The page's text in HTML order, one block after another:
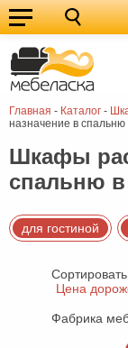
Главная - Каталог -
назначение в спальню
Кухонные
гарнитуры
Мебель
для
кухни
Мебель
для
спальни
Кровати
Шкафы
Диваны
Мягкая
мебель
Детская
мебель
Мебель
Шкафы
спальню
для гостиной
Цена
Фабрика